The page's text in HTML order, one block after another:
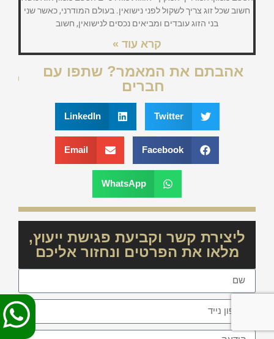
חשוב שכל זוג צריך לשקול לפני נישואין. בעולם המודרני, כאשר שני
בני הזוג עובדים ומביאים נכסים לנישואין, חשוב
קרא עוד »
אהבתם את המאמר? שתפו עם
חברים
Twitter
LinkedIn
Facebook
Email
WhatsApp
ליצירת קשר וקביעת פגישת ייעוץ,
מלאו את הפרטים ונחזור אליכם